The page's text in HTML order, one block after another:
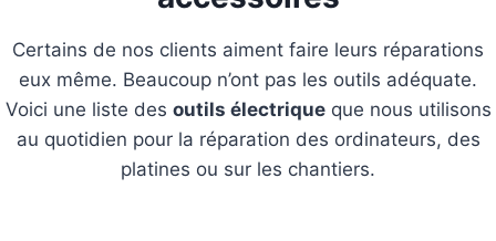
Certains de nos clients aiment faire leurs réparations
eux même. Beaucoup n’ont pas les outils adéquate.
Voici une liste des outils électriqueque nous utilisons
au quotidien pour la réparation des ordinateurs, des
platines ou sur les chantiers.